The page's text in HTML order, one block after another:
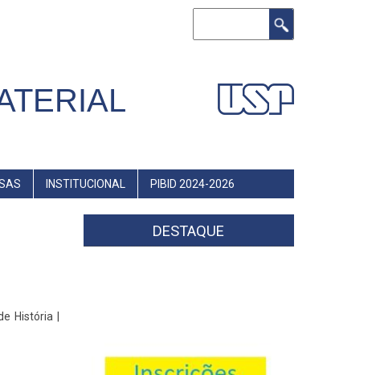
INSTITUCIONAL PIBID 2024-2026
História |
DESTAQUE